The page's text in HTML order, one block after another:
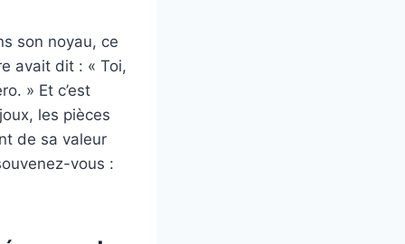
son noyau, ce
avait dit : « Toi,
» Et c’est
les pièces
de sa valeur
vous :